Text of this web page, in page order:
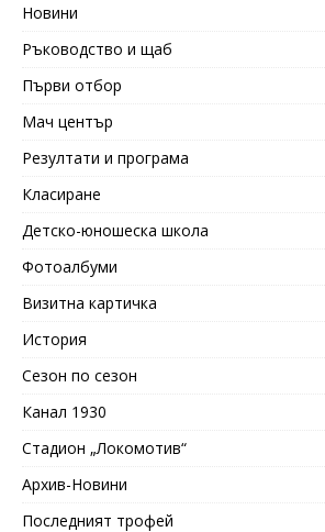
Новини
Ръководство и щаб
Първи отбор
Мач център
Резултати и програма
Класиране
Детско-юношеска школа
Фотоалбуми
Визитна картичка
История
Сезон по сезон
Канал 1930
Стадион „Локомотив“
Архив-Новини
Последният трофей